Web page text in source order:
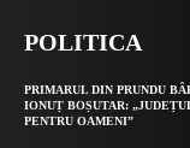
POLITICA
PRIMARUL DIN PRUNDU
IONUȚ BOȘUTAR:
PENTRU OAMENI”